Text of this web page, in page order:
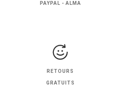
PAYPAL - ALMA
RETOURS
GRATUITS